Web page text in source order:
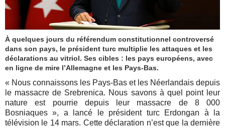
À quelques jours du référendum constitutionnel controversé
dans son pays, le président turc multiplie les attaques et les
déclarations au vitriol. Ses cibles : les pays européens, avec
en ligne de mire l’Allemagne et les Pays-Bas.
« Nous connaissons les Pays-Bas et les Néerlandais depuis
le massacre de Srebrenica. Nous savons à quel point leur
nature est pourrie depuis leur massacre de 8 000
Bosniaques », a lancé le président turc Erdongan à la
télévision le 14 mars. Cette déclaration n’est que la dernière